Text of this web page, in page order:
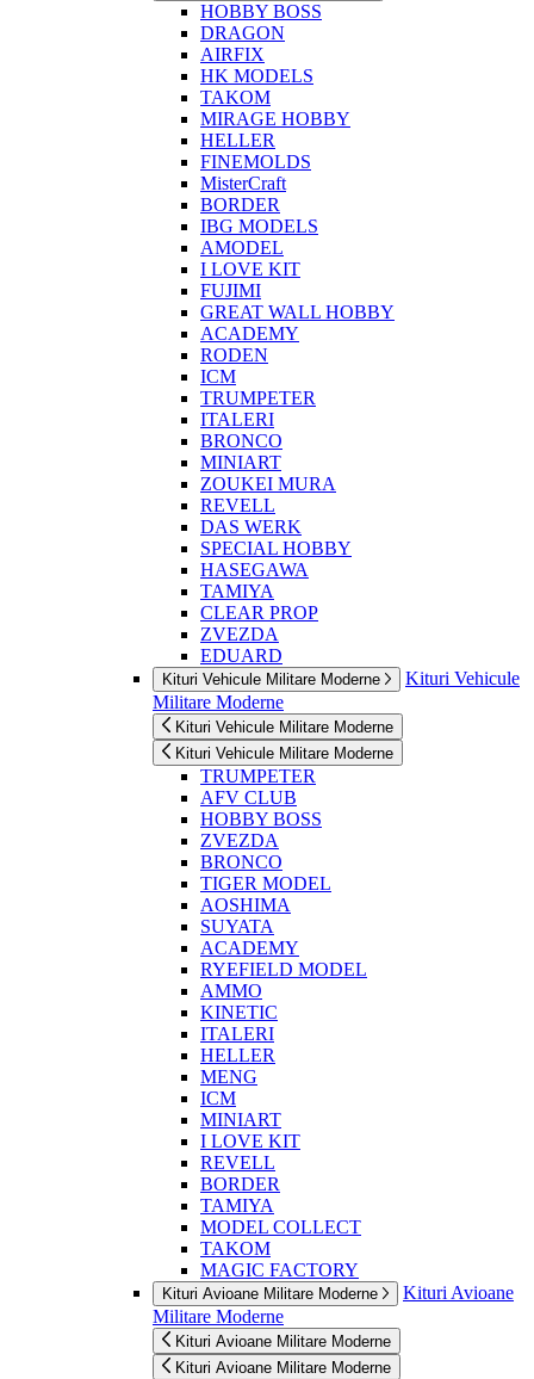
HOBBY BOSS
DRAGON
AIRFIX
HK MODELS
TAKOM
MIRAGE HOBBY
HELLER
FINEMOLDS
MisterCraft
BORDER
IBG MODELS
AMODEL
I LOVE KIT
FUJIMI
GREAT WALL HOBBY
ACADEMY
RODEN
ICM
TRUMPETER
ITALERI
BRONCO
MINIART
ZOUKEI MURA
REVELL
DAS WERK
SPECIAL HOBBY
HASEGAWA
TAMIYA
CLEAR PROP
ZVEZDA
EDUARD
Kituri Vehicule Militare Moderne
Kituri Vehicule
Militare Moderne
Kituri Vehicule Militare Moderne
Kituri Vehicule Militare Moderne
TRUMPETER
AFV CLUB
HOBBY BOSS
ZVEZDA
BRONCO
TIGER MODEL
AOSHIMA
SUYATA
ACADEMY
RYEFIELD MODEL
AMMO
KINETIC
ITALERI
HELLER
MENG
ICM
MINIART
I LOVE KIT
REVELL
BORDER
TAMIYA
MODEL COLLECT
TAKOM
MAGIC FACTORY
Kituri Avioane Militare Moderne
Kituri Avioane
Militare Moderne
Kituri Avioane Militare Moderne
Kituri Avioane Militare Moderne